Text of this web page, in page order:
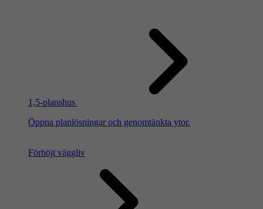
1,5-planshus
Öppna planlösningar och genomtänkta ytor.
Förhöjt väggliv